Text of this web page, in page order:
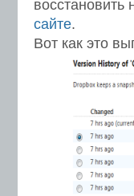
сайте.
Вот как это